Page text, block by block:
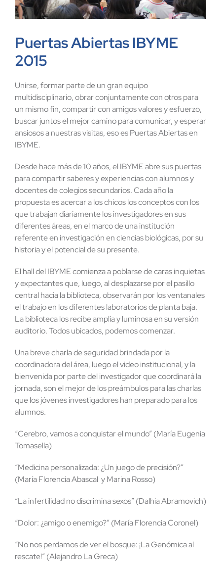
Puertas Abiertas IBYME
2015
Unirse, formar parte de un gran equipo
multidisciplinario, obrar conjuntamente con otros para
un mismo fin, compartir con amigos valores y esfuerzo,
buscar juntos el mejor camino para comunicar, y esperar
ansiosos a nuestras visitas, eso es Puertas Abiertas en
IBYME.
Desde hace más de 10 años, el IBYME abre sus puertas
para compartir saberes y experiencias con alumnos y
docentes de colegios secundarios. Cada año la
propuesta es acercar a los chicos los conceptos con los
que trabajan diariamente los investigadores en sus
diferentes áreas, en el marco de una institución
referente en investigación en ciencias biológicas, por su
historia y el potencial de su presente.
El hall del IBYME comienza a poblarse de caras inquietas
y expectantes que, luego, al desplazarse por el pasillo
central hacia la biblioteca, observarán por los ventanales
el trabajo en los diferentes laboratorios de planta baja.
La biblioteca los recibe amplia y luminosa en su versión
auditorio. Todos ubicados, podemos comenzar.
Una breve charla de seguridad brindada por la
coordinadora del área, luego el video institucional, y la
bienvenida por parte del investigador que coordinará la
jornada, son el mejor de los preámbulos para las charlas
que los jóvenes investigadores han preparado para los
alumnos.
“Cerebro, vamos a conquistar el mundo” (María Eugenia
Tomasella)
“Medicina personalizada: ¿Un juego de precisión?”
(María Florencia Abascal y Marina Rosso)
“La infertilidad no discrimina sexos” (Dalhia Abramovich)
“Dolor: ¿amigo o enemigo?” (María Florencia Coronel)
“No nos perdamos de ver el bosque: ¡La Genómica al
rescate!” (Alejandro La Greca)